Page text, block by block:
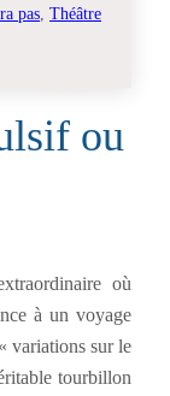
pas Théâtre
ou
où
à un voyage
variations sur le
tourbillon